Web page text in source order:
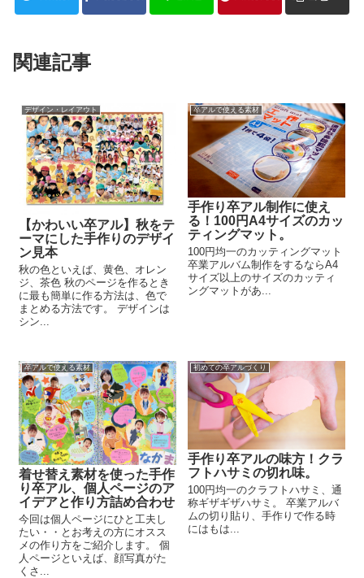
関連記事
デザイン・レイアウト
【かわいい卒アル】秋をテ
ーマにした手作りのデザイ
ン見本
秋の色といえば、黄色、オレン
ジ、茶色 秋のページを作るとき
に最も簡単に作る方法は、色で
まとめる方法です。 デザインは
シン...
卒アルで使える素材
手作り卒アル制作に使え
る！100円A4サイズのカッ
ティングマット。
100円均一のカッティングマット
卒業アルバム制作をするならA4
サイズ以上のサイズのカッティ
ングマットがあ...
卒アルで使える素材
着せ替え素材を使った手作
り卒アル、個人ページのア
イデアと作り方詰め合わせ
今回は個人ページにひと工夫し
たい・・とお考えの方にオスス
メの作り方をご紹介します。 個
人ページといえば、顔写真がた
くさ...
初めての卒アルづくり
手作り卒アルの味方！クラ
フトハサミの切れ味。
100円均一のクラフトハサミ、通
称ギザギザハサミ。 卒業アルバ
ムの切り貼り、手作りで作る時
にはもは...